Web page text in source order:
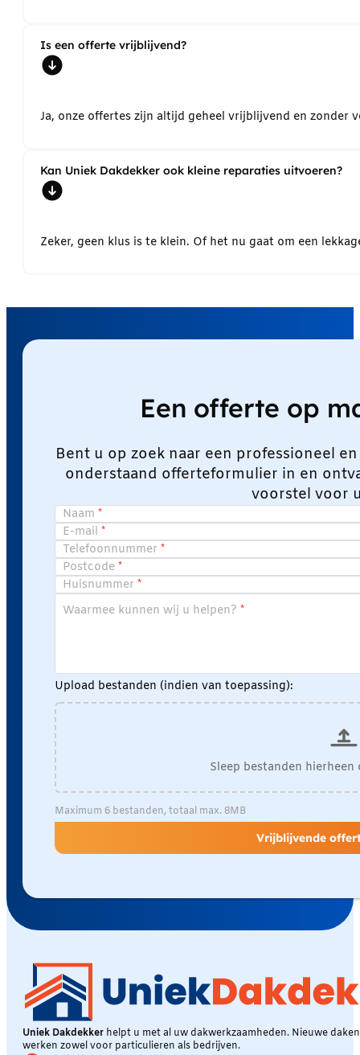
Is een offerte vrijblijvend?
Ja, onze offertes zijn altijd geheel vrijblijvend en
Kan Uniek Dakdekker ook kleine reparaties uitvoeren?
Zeker, geen klus is te klein. Of het nu gaat om een
Een offerte op
Bent u op zoek naar een professioneel
onderstaand offerteformulier in en
voorstel voor
Naam
E-mail
Telefoonnummer
Postcode
Huisnummer
Waarmee kunnen wij u helpen?
Upload bestanden (indien van toepassing):
Sleep bestanden
Maximum 6 bestanden, totaal max. 8MB
Vrijblijvende
Uniek Dakdekker helpt u met al uw dakwerkzaamheden. Nieuwe
werken zowel voor particulieren als bedrijven.